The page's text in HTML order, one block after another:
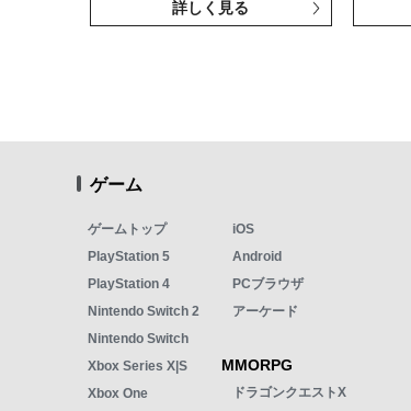
詳しく見る
ゲーム
ゲームトップ
PlayStation 5
PlayStation 4
Nintendo Switch 2
Nintendo Switch
Xbox Series X|S
Xbox One
iOS
Android
PCブラウザ
アーケード
MMORPG
ドラゴンクエストX